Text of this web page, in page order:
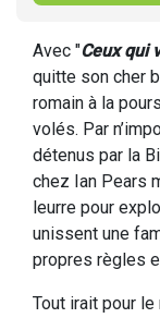
Avec "Ceux qui
quitte son cher
romain à la
volés. Par
détenus par la
chez Ian Pears
leurre pour
unissent une
propres règles
Tout irait pour